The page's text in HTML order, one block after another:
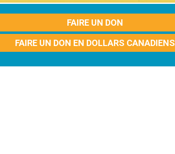
FAIRE UN DON
FAIRE UN DON EN DOLLARS CANADIENS